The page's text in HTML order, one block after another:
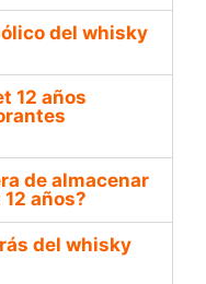
del whisky
12 años
de almacenar
años?
del whisky